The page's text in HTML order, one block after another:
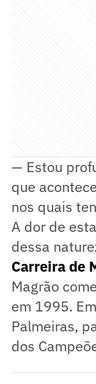
— Estou
que
nos quais
A dor de
dessa
Carreira de
Magrão
em 1995.
Palmeiras,
dos